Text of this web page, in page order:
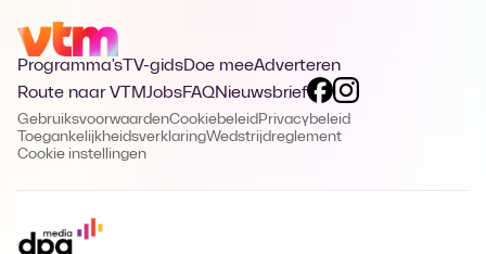
Programma's TV-gidsDoe meeAdverteren
Route naar VTMJobsFAQNieuwsbrief
GebruiksvoorwaardenCookiebeleid Privacybeleid
ToegankelijkheidsverklaringWedstrijdreglement
Cookie instellingen